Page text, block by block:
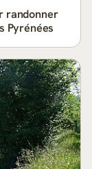
randonner
Pyrénées